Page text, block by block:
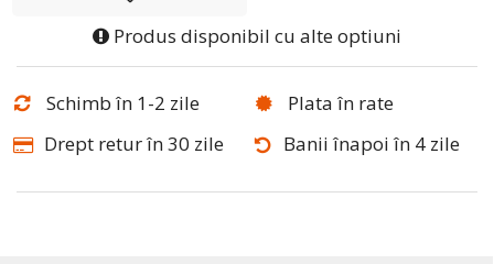
Produs disponibil cu alte optiuni
Schimb în 1-2 zile
Plata în rate
Drept retur în 30 zile
Banii înapoi în 4 zile